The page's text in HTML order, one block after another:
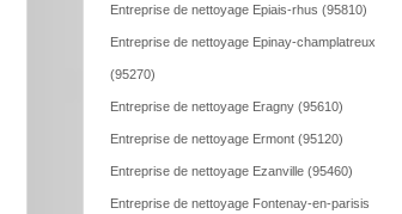
Entreprise de nettoyage Epiais-rhus (95810)
Entreprise de nettoyage Epinay-champlatreux
(95270)
Entreprise de nettoyage Eragny (95610)
Entreprise de nettoyage Ermont (95120)
Entreprise de nettoyage Ezanville (95460)
Entreprise de nettoyage Fontenay-en-parisis